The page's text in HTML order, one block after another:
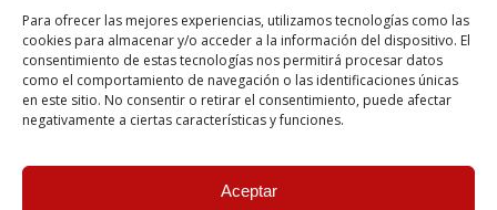
Para ofrecer las mejores experiencias, utilizamos tecnologías como las
cookies para almacenar y/o acceder a la información del dispositivo. El
consentimiento de estas tecnologías nos permitirá procesar datos
como el comportamiento de navegación o las identificaciones únicas
en este sitio. No consentir o retirar el consentimiento, puede afectar
negativamente a ciertas características y funciones.
Aceptar
LEGAL
Política de Privacidad
Política de Cookies
Accesibilidad
Esta empresa ha sido beneficiaria del bono Kit Digital y lo ha
internet, financiado por la Unión Europea – NextGeneration EU